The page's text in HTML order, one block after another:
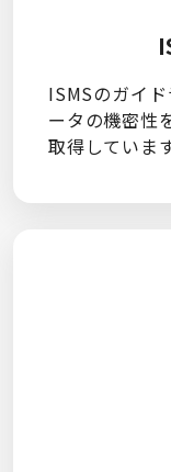
ISMSのガイ
ータの機密性
取得していま